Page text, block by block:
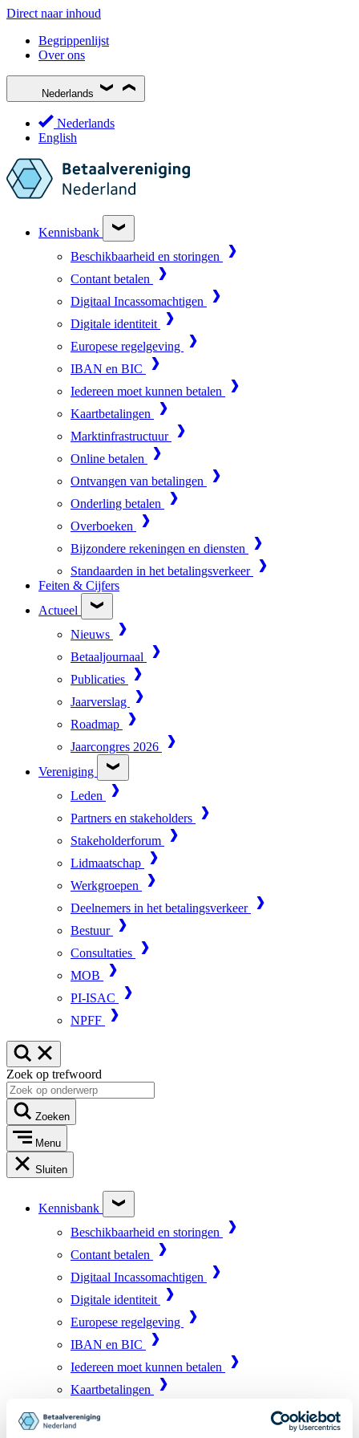
Direct naar inhoud
Begrippenlijst
Over ons
Nederlands
Nederlands
English
Kennisbank
Beschikbaarheid en storingen
Contant betalen
Digitaal Incassomachtigen
Digitale identiteit
Europese regelgeving
IBAN en BIC
Iedereen moet kunnen betalen
Kaartbetalingen
Marktinfrastructuur
Online betalen
Ontvangen van betalingen
Onderling betalen
Overboeken
Bijzondere rekeningen en diensten
Standaarden in het betalingsverkeer
Feiten & Cijfers
Actueel
Nieuws
Betaaljournaal
Publicaties
Jaarverslag
Roadmap
Jaarcongres 2026
Vereniging
Leden
Partners en stakeholders
Stakeholderforum
Lidmaatschap
Werkgroepen
Deelnemers in het betalingsverkeer
Bestuur
Consultaties
MOB
PI-ISAC
NPFF
Zoek op trefwoord
Zoeken
Menu
Sluiten
Kennisbank
Beschikbaarheid en storingen
Contant betalen
Digitaal Incassomachtigen
Digitale identiteit
Europese regelgeving
IBAN en BIC
Iedereen moet kunnen betalen
Kaartbetalingen
Marktinfrastructuur